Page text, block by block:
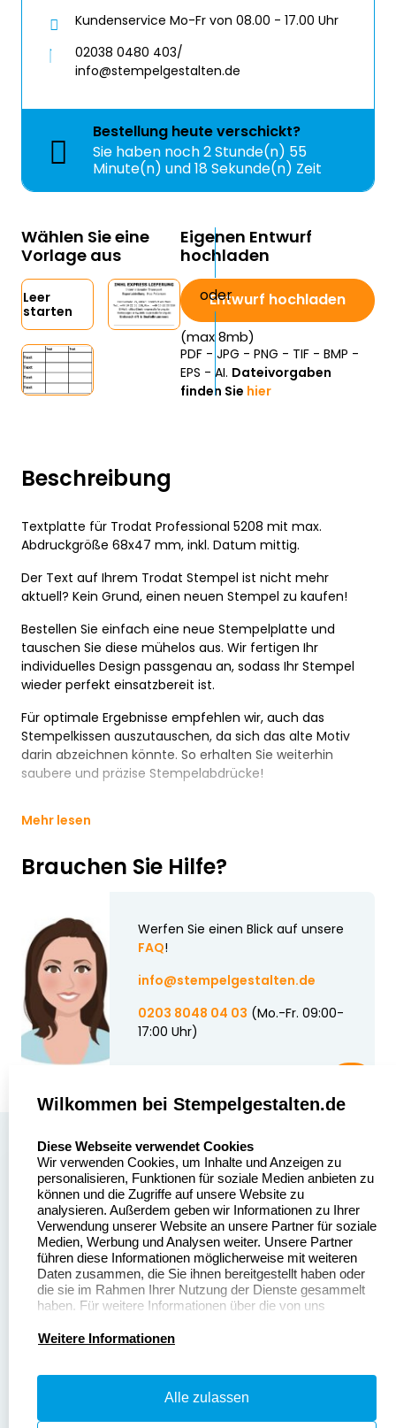
Beschreibung
Textplatte für Trodat Professional 5208 mit max.
Abdruckgröße 68x47 mm, inkl. Datum mittig.
Der Text auf Ihrem Trodat Stempel ist nicht mehr
aktuell? Kein Grund, einen neuen Stempel zu kaufen!
Bestellen Sie einfach eine neue Stempelplatte und
tauschen Sie diese mühelos aus. Wir fertigen Ihr
individuelles Design passgenau an, sodass Ihr Stempel
wieder perfekt einsatzbereit ist.
Für optimale Ergebnisse empfehlen wir, auch das
Stempelkissen auszutauschen, da sich das alte Motiv
darin abzeichnen könnte. So erhalten Sie weiterhin
saubere und präzise Stempelabdrücke!
Mehr lesen
Brauchen Sie Hilfe?
Werfen Sie einen Blick auf unsere
FAQ!
info@stempelgestalten.de
0203 8048 04 03 (Mo.-Fr. 09:00-
17:00 Uhr)
Kundenservice Mo-Fr von 08.00 - 17.00 Uhr
02038 0480 403/
info@stempelgestalten.de
Bestellung heuteverschickt?
Sie haben noch2 Stunde(n) 55
Minute(n) und 18 Sekunde(n) Zeit
Wählen Sie eine
Vorlage aus
Leer
starten
Eigenen Entwurf
hochladen
Entwurf hochladen
(max 8mb)
PDF - JPG - PNG - TIF - BMP -
EPS - AI. Dateivorgaben
finden Sie hier
Stempelgestalten.de
Asterlager Straße 97
47228 Duisburg
Deutschland
Über uns
Sitemap
Alle
Stempelinformationen
Dateivorgaben
Fragen & Antworten
Datenschutzerklärung
Zahlung & Versand
Widerruf & Rückgabe
Wilkommen bei Stempelgestalten.de
Diese Webseite verwendet Cookies
Wir verwenden Cookies, um Inhalte und Anzeigen zu
personalisieren, Funktionen für soziale Medien anbieten zu
können und die Zugriffe auf unsere Website zu
analysieren. Außerdem geben wir Informationen zu Ihrer
Verwendung unserer Website an unsere Partner für soziale
Medien, Werbung und Analysen weiter. Unsere Partner
führen diese Informationen möglicherweise mit weiteren
Daten zusammen, die Sie ihnen bereitgestellt haben oder
die sie im Rahmen Ihrer Nutzung der Dienste gesammelt
haben. Für weitere Informationen über die von uns
Datenschutzerklärung.
Weitere Informationen
Alle zulassen